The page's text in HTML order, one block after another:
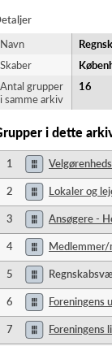
Navn
Skaber
Antal grupper
i samme arkiv
16
i dette
1
2 Lokaler og
3 Ansøgere -
4 Medlemmer/
5
6 Foreningens
7 Foreningens